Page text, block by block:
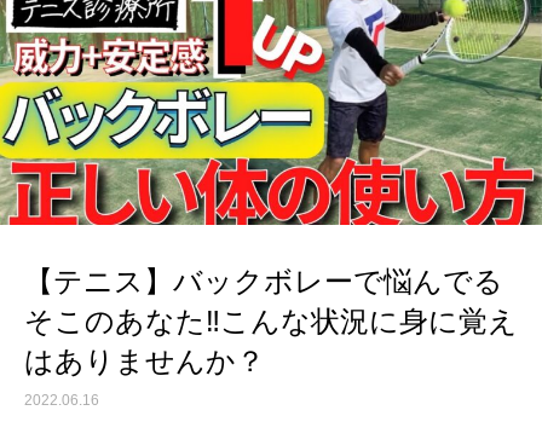
【テニス】バックボレーで悩んでる
そこのあなた‼︎こんな状況に身に覚え
はありませんか？
2022.06.16